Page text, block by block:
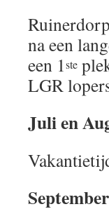
na een
een 1ste
LGR
Juli en
September